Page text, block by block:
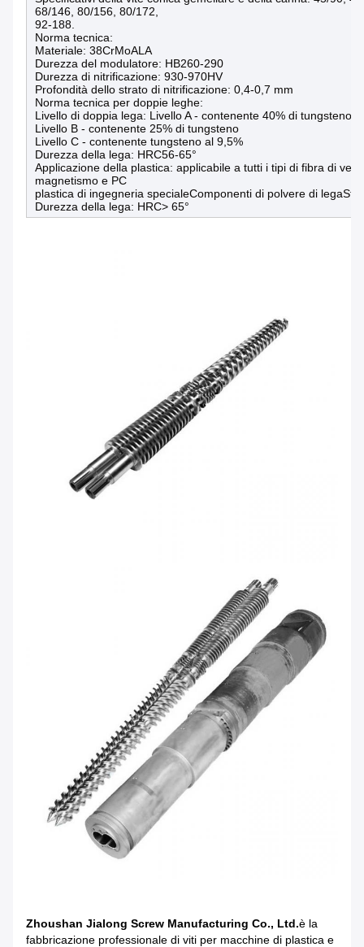
68/146, 80/156, 80/172,
92-188.
Norma tecnica:
Materiale: 38CrMoALA
Durezza del modulatore: HB260-290
Durezza di nitrificazione: 930-970HV
Profondità dello strato di nitrificazione: 0,4-0,7 mm
Norma tecnica per doppie leghe:
Livello di doppia lega: Livello A - contenente 40% di tungsteno
Livello B - contenente 25% di tungsteno
Livello C - contenente tungsteno al 9,5%
Durezza della lega: HRC56-65°
Applicazione della plastica: applicabile a tutti i tipi di fibra di
magnetismo e PC
plastica di ingegneria specialeComponenti di polvere di
Durezza della lega: HRC> 65°
Zhoushan Jialong Screw Manufacturing Co., Ltd.è la
fabbricazione professionale di viti per macchine di plastica e